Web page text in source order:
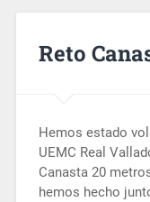
Reto
Hemos estado
UEMC Real
Canasta 20
hemos hecho